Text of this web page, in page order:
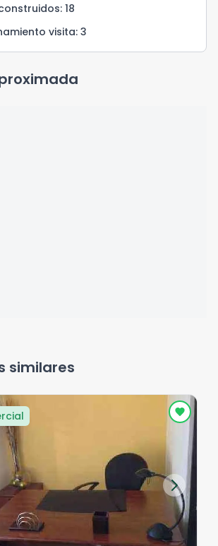
: 18
visita: 3
similares